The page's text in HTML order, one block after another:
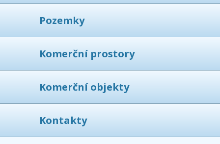
Pozemky
Komerční prostory
Komerční objekty
Kontakty